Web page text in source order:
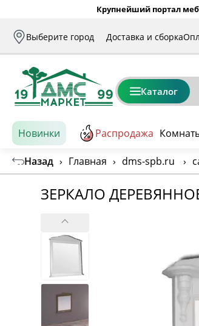
Крупнейший портал
Выберите город Доставка и сборка
Каталог
Новинки Распродажа
Назад › Главная › dms-spb.ru ›
ЗЕРКАЛО